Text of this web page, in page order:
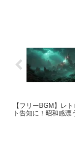
【フリーBGM】レ
ト告知に！昭和感